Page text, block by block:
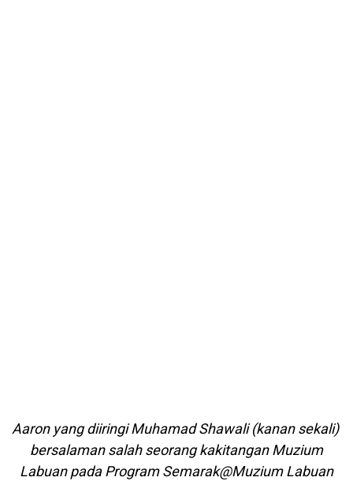
Aaron yang diiringi Muhamad Shawali (kanan sekali)
bersalaman salah seorang kakitangan Muzium
Labuan pada Program Semarak@Muzium Labuan